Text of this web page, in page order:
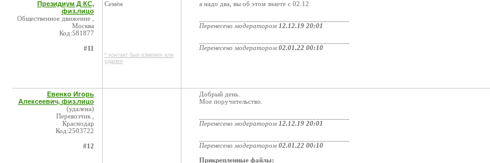
Президиум Д КС,
физ.лицо
Общественное движение ,
Москва
Код:581877
#11
Семён
* контакт был изменен или
удален
а надо два, вы об этом знаете с 02.12
Перенесено модератором 12.12.19 20:01
Перенесено модератором 02.01.22 00:10
Евенко Игорь
Алексеевич, физ.лицо
(удалена)
Перевозчик ,
Краснодар
Код:2503722
#12
Добрый день.
Мое поручительство.
Перенесено модератором 12.12.19 20:01
Перенесено модератором 02.01.22 00:10
Прикрепленные файлы: